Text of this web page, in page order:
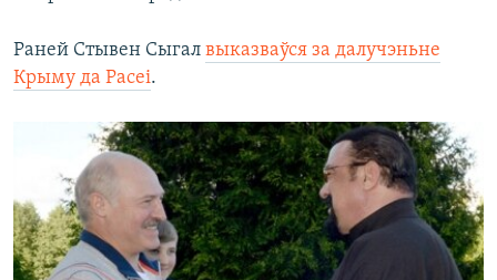
Раней Стывен Сыгал выказваўся за далучэньне
Крыму да Расеі.